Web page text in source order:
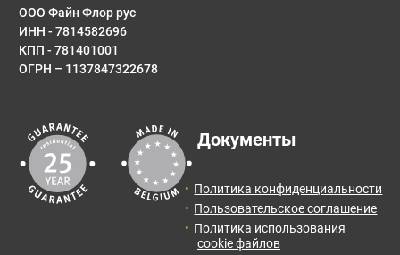
ООО Файн Флор рус
ИНН - 7814582696
КПП - 781401001
ОГРН – 1137847322678
Документы
Политика конфиденциальности
Пользовательское соглашение
Политика использования
cookie файлов